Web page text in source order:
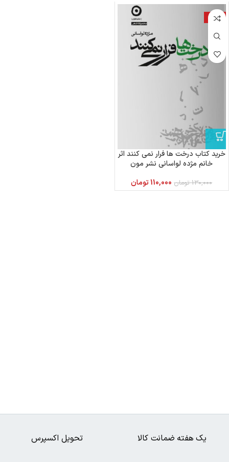
-15%
خرید کتاب درخت ها فرار نمی کنند اثر
خانم مژده لواسانی نشر مون
130,000 تومان 110,000تومان
تحویل اکسپرس یک هفته ضمانت کالا